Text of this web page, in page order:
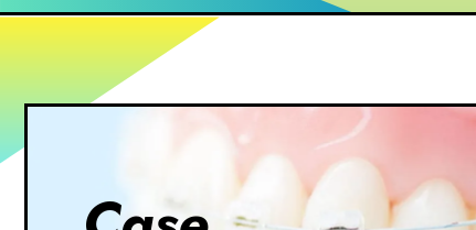
オプトアウト（その後の
患者さまが、オプトアウ
リマーケティングについて
ユーザーはGoogle広告
Advertising Initiativeのオ